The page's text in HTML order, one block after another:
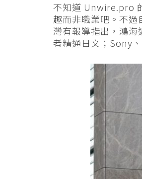
不知道 Unwire.pro
趣而非職業吧。不
灣有報導指出，鴻
者精通日文；Sony